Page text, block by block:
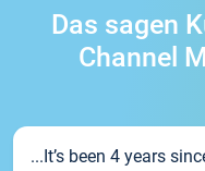
Das sagen
Channel
...It’s been 4 years